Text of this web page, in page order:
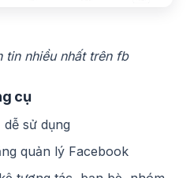
tin nhiều nhất trên fb
cụ
sử dụng
quản lý Facebook